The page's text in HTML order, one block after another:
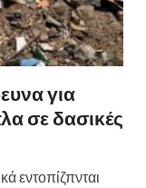
για
σε δασικές
εντοπίζπνται